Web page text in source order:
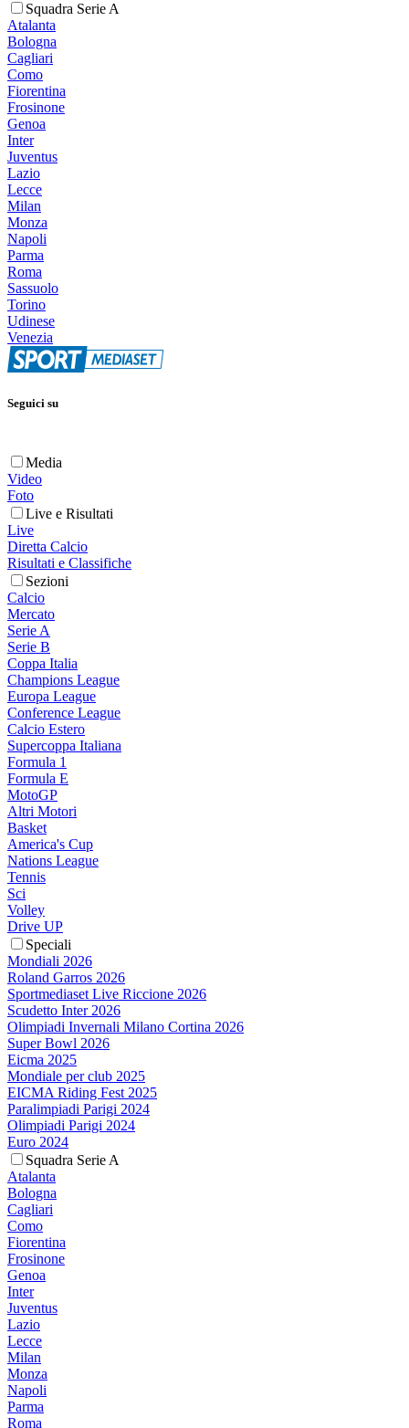
Squadra Serie A
Atalanta
Bologna
Cagliari
Como
Fiorentina
Frosinone
Genoa
Inter
Juventus
Lazio
Lecce
Milan
Monza
Napoli
Parma
Roma
Sassuolo
Torino
Udinese
Venezia
Seguici su
Media
Video
Foto
Live e Risultati
Live
Diretta Calcio
Risultati e Classifiche
Sezioni
Calcio
Mercato
Serie A
Serie B
Coppa Italia
Champions League
Europa League
Conference League
Calcio Estero
Supercoppa Italiana
Formula 1
Formula E
MotoGP
Altri Motori
Basket
America's Cup
Nations League
Tennis
Sci
Volley
Drive UP
Speciali
Mondiali 2026
Roland Garros 2026
Sportmediaset Live Riccione 2026
Scudetto Inter 2026
Olimpiadi Invernali Milano Cortina 2026
Super Bowl 2026
Eicma 2025
Mondiale per club 2025
EICMA Riding Fest 2025
Paralimpiadi Parigi 2024
Olimpiadi Parigi 2024
Euro 2024
Squadra Serie A
Atalanta
Bologna
Cagliari
Como
Fiorentina
Frosinone
Genoa
Inter
Juventus
Lazio
Lecce
Milan
Monza
Napoli
Parma
Roma